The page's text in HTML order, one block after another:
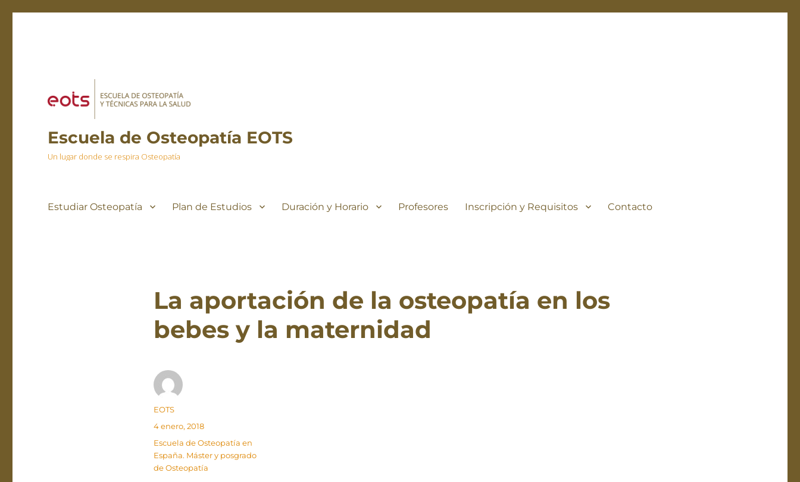
Escuela de Osteopatía EOTS
Un lugar donde se respira Osteopatía
Estudiar Osteopatía Plan de Estudios Duración y Horario Profesores Inscripción y Requisitos Contacto
La aportación de la osteopatía en los
bebes y la maternidad
Autor
EOTS
Publicado
el
4 enero, 2018
Categorías
Escuela de Osteopatía en
España. Máster y posgrado
de Osteopatía